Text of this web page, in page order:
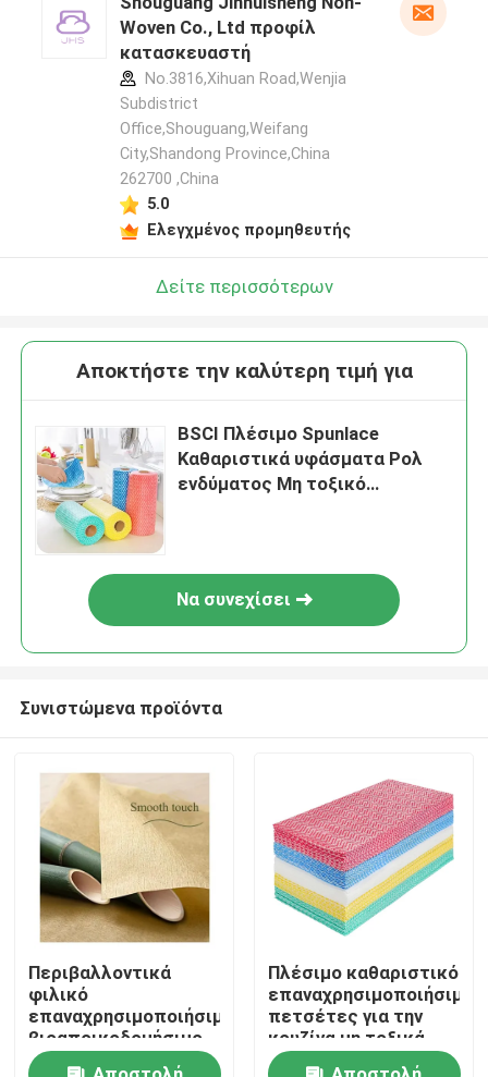
Σπίτι
Προϊόντα
Σχετικά με εμάς
Woven Co., Ltd προφίλ
κατασκευαστή
No.3816,Xihuan Road,Wenjia
Subdistrict
Office,Shouguang,Weifang
City,Shandong Province,China
262700 ,China
5.0
Ελεγχμένος προμηθευτής
Δείτε περισσότερων
Αποκτήστε την καλύτερη τιμή για
BSCI Πλέσιμο Spunlace
Καθαριστικά υφάσματα Ρολ
ενδύματος Μη τοξικό
Να συνεχίσει
Συνιστώμενα προϊόντα
Περιβαλλοντικά
φιλικό
επαναχρησιμοποιήσιμο
βιοαποικοδομήσιμο
μαντίλι καθαριστικά
Πλέσιμο καθαριστικό
επαναχρησιμοποιήσιμα
πετσέτες για την
κουζίνα μη τοξικά
αδιάβροχα